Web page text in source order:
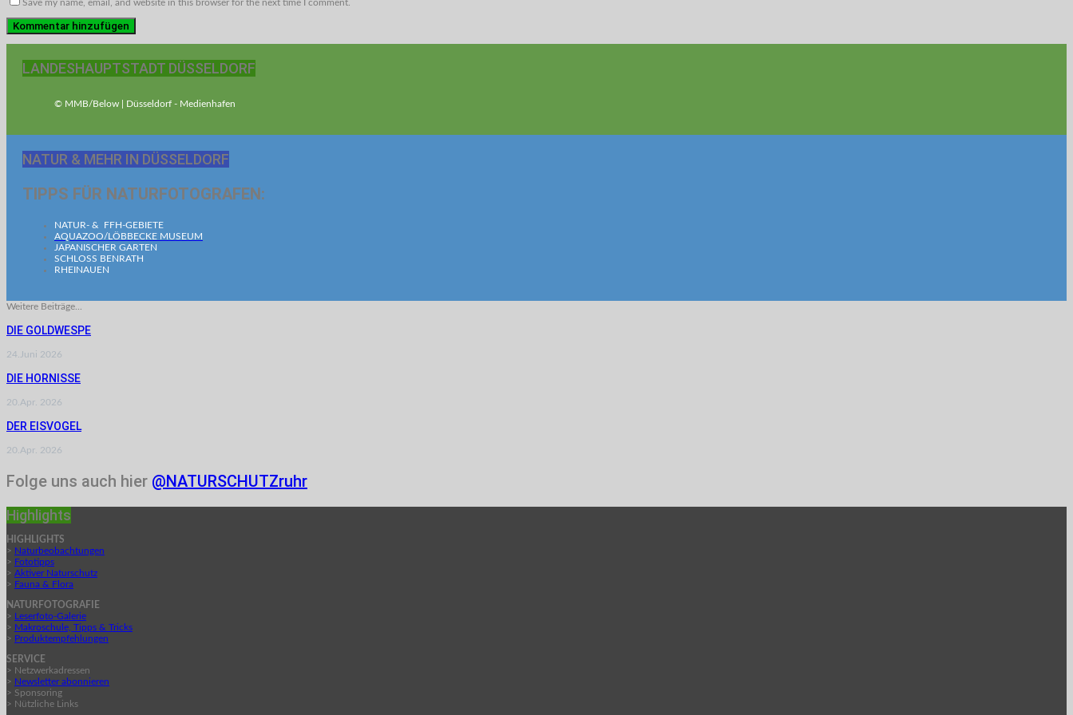
Save my name, email, and website in this browser for the next time I comment.
LANDESHAUPTSTADT DÜSSELDORF
© MMB/Below | Düsseldorf - Medienhafen
NATUR & MEHR IN DÜSSELDORF
TIPPS FÜR NATURFOTOGRAFEN:
NATUR- & FFH-GEBIETE
AQUAZOO/LÖBBECKE MUSEUM
JAPANISCHER GARTEN
SCHLOSS BENRATH
RHEINAUEN
Weitere Beiträge...
DIE GOLDWESPE
24.Juni 2026
DIE HORNISSE
20.Apr. 2026
DER EISVOGEL
20.Apr. 2026
Folge uns auch hier @NATURSCHUTZruhr
Highlights
HIGHLIGHTS
> Naturbeobachtungen
> Fototipps
> Aktiver Naturschutz
> Fauna & Flora
NATURFOTOGRAFIE
>
Leserfoto-Galerie
> Makroschule, Tipps & Tricks
> Produktempfehlungen
SERVICE
> Netzwerkadressen
> Newsletter abonnieren
> Sponsoring
> Nützliche Links